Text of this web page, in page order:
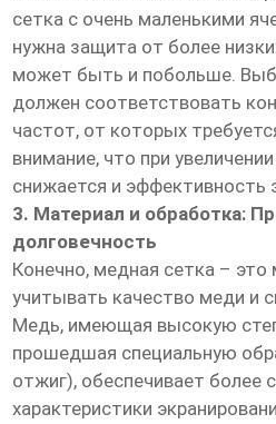
сетка с очень маленькими
нужна защита от более
может быть и побольше.
должен соответствовать
частот, от которых
внимание, что при
снижается и эффективность
3. Материал и обработка:
долговечность
Конечно, медная сетка –
учитывать качество меди и
Медь, имеющая высокую
прошедшая специальную
отжиг), обеспечивает более
характеристики